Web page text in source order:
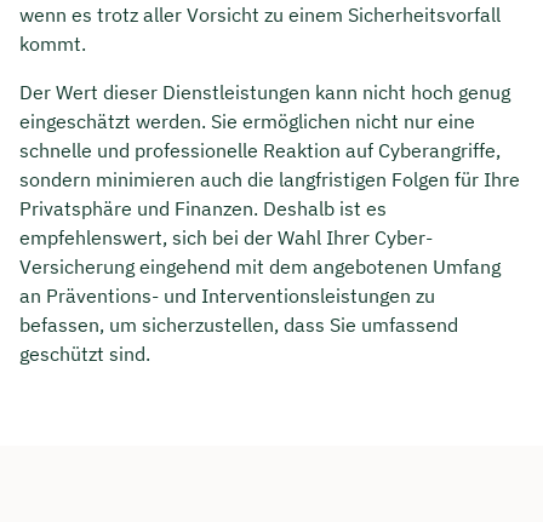
wenn es trotz aller Vorsicht zu einem Sicherheitsvorfall
kommt.
Der Wert dieser Dienstleistungen kann nicht hoch genug
eingeschätzt werden. Sie ermöglichen nicht nur eine
schnelle und professionelle Reaktion auf Cyberangriffe,
sondern minimieren auch die langfristigen Folgen für Ihre
Privatsphäre und Finanzen. Deshalb ist es
empfehlenswert, sich bei der Wahl Ihrer Cyber-
Versicherung eingehend mit dem angebotenen Umfang
an Präventions- und Interventionsleistungen zu
befassen, um sicherzustellen, dass Sie umfassend
geschützt sind.